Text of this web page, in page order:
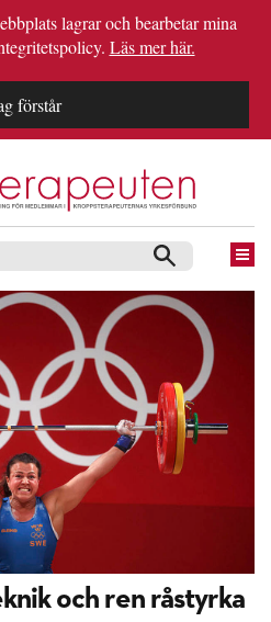
lagrar och bearbetar mina
Läs mer här.
förstår
och ren råstyrka